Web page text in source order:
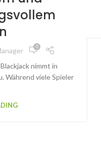
0
nimmt in
Während viele Spieler